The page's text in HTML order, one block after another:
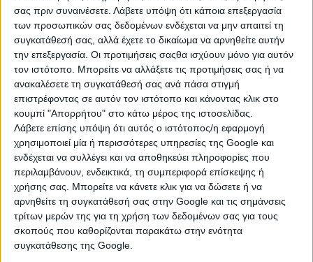
σας πριν συναινέσετε. Λάβετε υπόψη ότι κάποια επεξεργασία
των προσωπικών σας δεδομένων ενδέχεται να μην απαιτεί τη
συγκατάθεσή σας, αλλά έχετε το δικαίωμα να αρνηθείτε αυτήν
την επεξεργασία. Οι προτιμήσεις σαςθα ισχύουν μόνο για αυτόν
τον ιστότοπο. Μπορείτε να αλλάξετε τις προτιμήσεις σας ή να
ανακαλέσετε τη συγκατάθεσή σας ανά πάσα στιγμή
επιστρέφοντας σε αυτόν τον ιστότοπο και κάνοντας κλικ στο
κουμπί "Απορρήτου" στο κάτω μέρος της ιστοσελίδας.
Λάβετε επίσης υπόψη ότι αυτός ο ιστότοπος/η εφαρμογή
χρησιμοποιεί μία ή περισσότερες υπηρεσίες της Google και
ενδέχεται να συλλέγει και να αποθηκεύει πληροφορίες που
περιλαμβάνουν, ενδεικτικά, τη συμπεριφορά επίσκεψης ή
χρήσης σας. Μπορείτε να κάνετε κλικ για να δώσετε ή να
αρνηθείτε τη συγκατάθεσή σας στην Google και τις σημάνσεις
τρίτων μερών της για τη χρήση των δεδομένων σας για τους
σκοπούς που καθορίζονται παρακάτω στην ενότητα
συγκατάθεσης της Google.
αναζήτησης.
ΚΑΤΗΓΟΡΙΕΣ
ΜΗΧΑΝΗΜΑΤΑ - ΕΡΓΑΛΕΙΑ
Δομικά Μηχανήματα